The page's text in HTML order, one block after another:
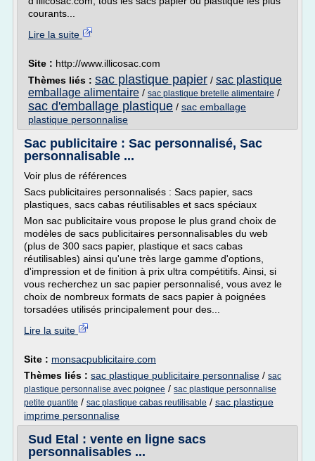
courants...
Lire la suite
Site : http://www.illicosac.com
Thèmes liés : sac plastique papier / sac plastique
emballage alimentaire / sac plastique bretelle alimentaire /
sac d'emballage plastique / sac emballage
plastique personnalise
Sac publicitaire : Sac personnalisé, Sac
personnalisable ...
Voir plus de références
Sacs publicitaires personnalisés : Sacs papier, sacs
plastiques, sacs cabas réutilisables et sacs spéciaux
Mon sac publicitaire vous propose le plus grand choix de
modèles de sacs publicitaires personnalisables du web
(plus de 300 sacs papier, plastique et sacs cabas
réutilisables) ainsi qu'une très large gamme d'options,
d'impression et de finition à prix ultra compétitifs. Ainsi, si
vous recherchez un sac papier personnalisé, vous avez le
choix de nombreux formats de sacs papier à poignées
torsadées utilisés principalement pour des...
Lire la suite
Site : monsacpublicitaire.com
Thèmes liés : sac plastique publicitaire personnalise / sac
plastique personnalise avec poignee / sac plastique personnalise
petite quantite / sac plastique cabas reutilisable / sac plastique
imprime personnalise
Sud Etal : vente en ligne sacs
personnalisables ...